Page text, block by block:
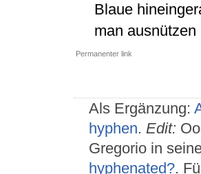
Blaue
man ausnützen
Permanenter link
Als Ergänzung:
hyphen. Edit:
Gregorio in
hyphenated?.